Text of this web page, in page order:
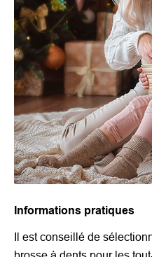
Informations pratiques
Il est conseillé de